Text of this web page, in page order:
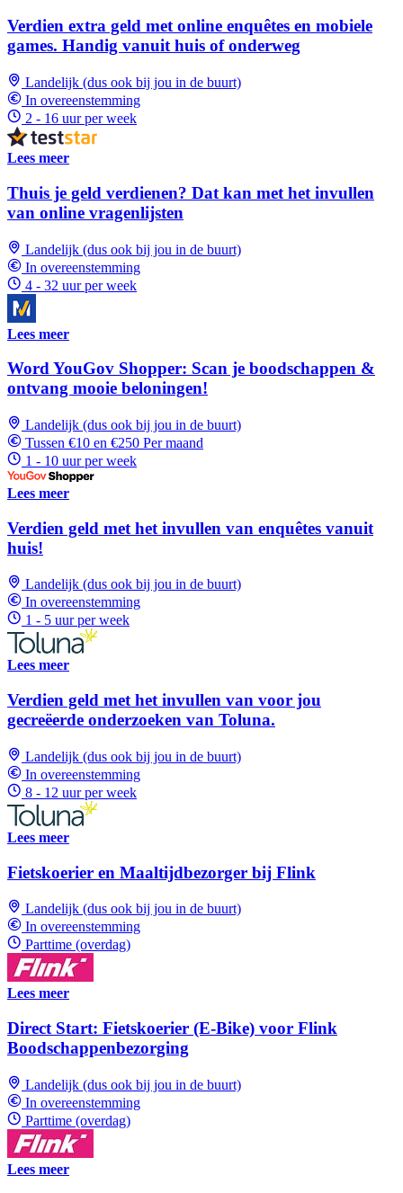
Verdien extra geld met online enquêtes en mobiele
games. Handig vanuit huis of onderweg
Landelijk (dus ook bij jou in de buurt)
In overeenstemming
2 - 16 uur per week
Lees meer
Thuis je geld verdienen? Dat kan met het invullen
van online vragenlijsten
Landelijk (dus ook bij jou in de buurt)
In overeenstemming
4 - 32 uur per week
Lees meer
Word YouGov Shopper: Scan je boodschappen &
ontvang mooie beloningen!
Landelijk (dus ook bij jou in de buurt)
Tussen €10 en €250 Per maand
1 - 10 uur per week
Lees meer
Verdien geld met het invullen van enquêtes vanuit
huis!
Landelijk (dus ook bij jou in de buurt)
In overeenstemming
1 - 5 uur per week
Lees meer
Verdien geld met het invullen van voor jou
gecreëerde onderzoeken van Toluna.
Landelijk (dus ook bij jou in de buurt)
In overeenstemming
8 - 12 uur per week
Lees meer
Fietskoerier en Maaltijdbezorger bij Flink
Landelijk (dus ook bij jou in de buurt)
In overeenstemming
Parttime (overdag)
Lees meer
Direct Start: Fietskoerier (E-Bike) voor Flink
Boodschappenbezorging
Landelijk (dus ook bij jou in de buurt)
In overeenstemming
Parttime (overdag)
Lees meer